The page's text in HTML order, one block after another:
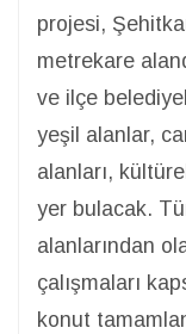
projesi,
metrekare
ve ilçe
yeşil alanlar,
alanları,
yer bulacak.
alanlarından
çalışmaları
konut